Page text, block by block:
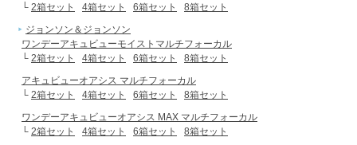
└ 2箱セット 4箱セット 6箱セット
8箱セット
ジョンソン＆ジョンソン
ワンデーアキュビューモイストマルチフォーカル
└ 2箱セット 4箱セット 6箱セット
8箱セット
アキュビューオアシス マルチフォーカル
└ 2箱セット 4箱セット 6箱セット
8箱セット
ワンデーアキュビューオアシス MAX マルチフォーカル
└ 2箱セット 4箱セット 6箱セット
8箱セット